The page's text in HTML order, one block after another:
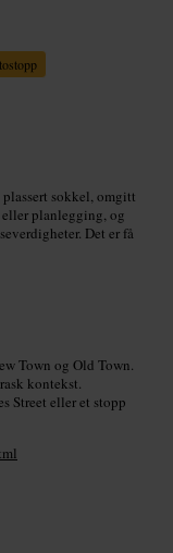
sokkel, omgitt
planlegging, og
Det er få
Town og Old Town.
kontekst.
Street eller et stopp